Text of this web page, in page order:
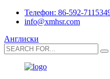
Телефон: 86-592-
info@xmhsr.com
Англиски